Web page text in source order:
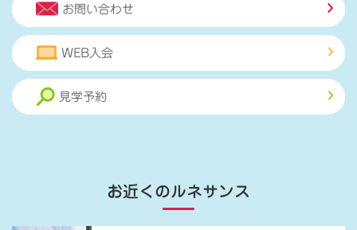
お問い合わせ
WEB入会
見学予約
お近くのルネサンス